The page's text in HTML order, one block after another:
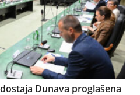
Dunava proglašena